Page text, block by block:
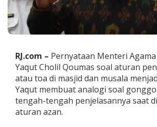
a
g
s
a
l
A
t
u
r
RJ.com – Pernyataan Menteri
Yaqut Cholil Qoumas soal aturan
atau toa di masjid dan musala
Yaqut membuat analogi soal
tengah-tengah penjelasannya saat
aturan azan.